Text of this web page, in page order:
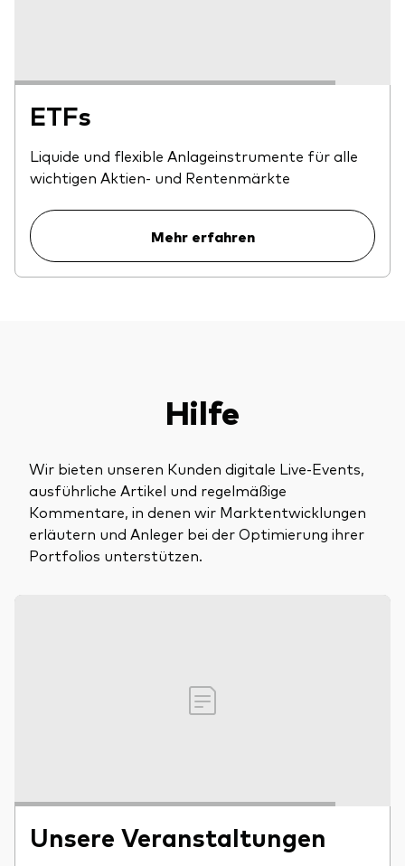
ETFs
Liquide und flexible Anlageinstrumente für alle
wichtigen Aktien- und Rentenmärkte
Mehr erfahren
Hilfe
Wir bieten unseren Kunden digitale Live-Events,
ausführliche Artikel und regelmäßige
Kommentare, in denen wir Marktentwicklungen
erläutern und Anleger bei der Optimierung ihrer
Portfolios unterstützen.
Unsere Veranstaltungen